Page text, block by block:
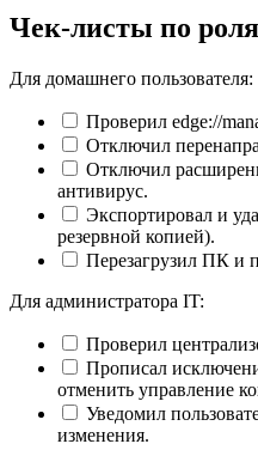
Чек-листы по
Для домашнего пользователя:
Проверил edge://
Отключил
Отключил
антивирус.
Экспортировал и
резервной копией).
Перезагрузил ПК и
Для администратора IT:
Проверил
Прописал
отменить управление
Уведомил
изменения.